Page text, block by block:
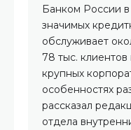
Банком России
значимых
обслуживает
78 тыс. клиентов
крупных
особенностях
рассказал
отдела